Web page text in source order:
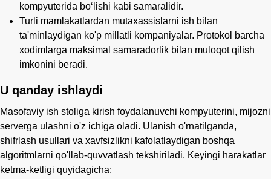
kompyuterida bo‘lishi kabi samaralidir.
Turli mamlakatlardan mutaxassislarni ish bilan
ta'minlaydigan ko'p millatli kompaniyalar. Protokol barcha
xodimlarga maksimal samaradorlik bilan muloqot qilish
imkonini beradi.
U qanday ishlaydi
Masofaviy ish stoliga kirish foydalanuvchi kompyuterini, mijozni
serverga ulashni o'z ichiga oladi. Ulanish o'rnatilganda,
shifrlash usullari va xavfsizlikni kafolatlaydigan boshqa
algoritmlarni qo'llab-quvvatlash tekshiriladi. Keyingi harakatlar
ketma-ketligi quyidagicha: